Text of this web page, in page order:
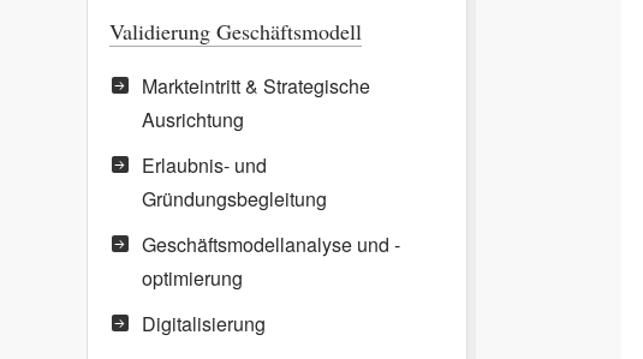
Validierung Geschäftsmodell
Markteintritt & Strategische
Ausrichtung
Erlaubnis- und
Gründungsbegleitung
Geschäftsmodellanalyse und -
optimierung
Digitalisierung